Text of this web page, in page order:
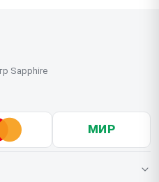
Sapphire
МИР